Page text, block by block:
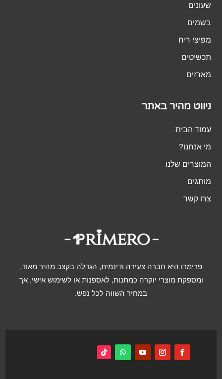
שעונים
בשמים
מפיצי ריח
תכשיטים
מארזים
ניווט מהיר באתר
עמוד הבית
מי אנחנו?
המוצרים שלנו
מותגים
צרו קשר
פרימרו היא חברה צעירה ודינמית, הגדלה בקצב מהיר מאוד,
ומספקת מוצרי יוקרה כמתנות, לאספנות או לשימוש אישי, אך
במחיר השווה לכל נפש.